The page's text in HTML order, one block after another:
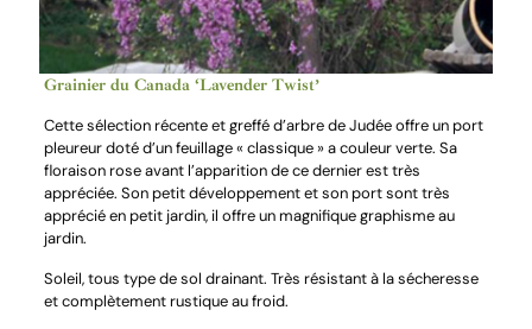
Grainier du Canada ‘Lavender Twist’
Cette sélection récente et greffé d’arbre de Judée offre un port
pleureur doté d’un feuillage « classique » a couleur verte. Sa
floraison rose avant l’apparition de ce dernier est très
appréciée. Son petit développement et son port sont très
apprécié en petit jardin, il offre un magnifique graphisme au
jardin.
Soleil, tous type de sol drainant. Très résistant à la sécheresse
et complètement rustique au froid.